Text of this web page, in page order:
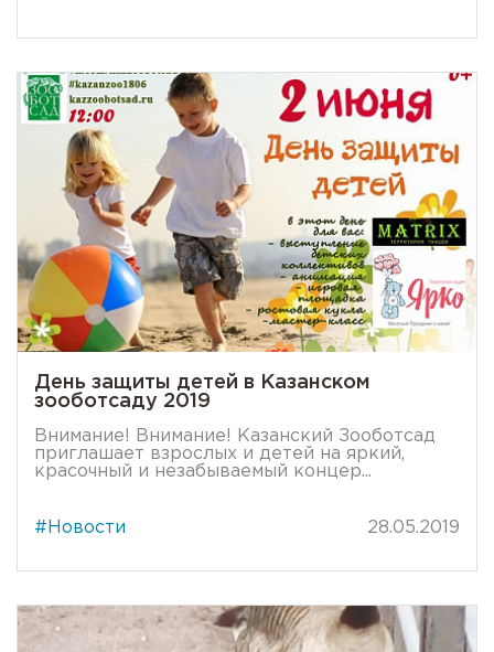
День защиты детей в Казанском
зооботсаду 2019
Внимание! Внимание! Казанский Зооботсад
приглашает взрослых и детей на яркий,
красочный и незабываемый концер...
#Новости 28.05.2019